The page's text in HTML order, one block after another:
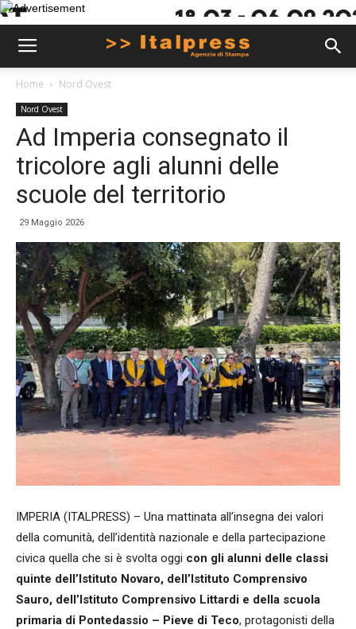
Home Nord Ovest
Nord Ovest
Ad Imperia consegnato il
tricolore agli alunni delle
scuole del territorio
29 Maggio 2026
IMPERIA (ITALPRESS) – Una mattinata all’insegna dei valori
della comunità, dell’identità nazionale e della partecipazione
civica quella che si è svolta oggi con gli alunni delle classi
quinte dell’Istituto Novaro, dell’Istituto Comprensivo
Sauro, dell’Istituto Comprensivo Littardi e della scuola
primaria di Pontedassio – Pieve di Teco, protagonisti della